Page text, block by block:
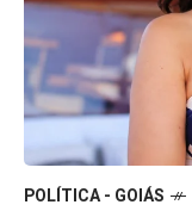
POLÍTICA - GOIÁS